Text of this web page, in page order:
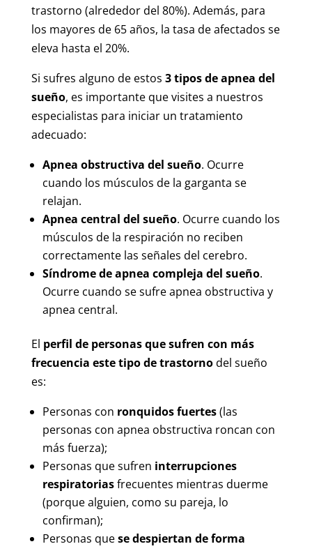
trastorno (alrededor del 80%). Además, para
los mayores de 65 años, la tasa de afectados se
eleva hasta el 20%.
Si sufres alguno de estos 3 tipos de apnea del
sueño, es importante que visites a nuestros
especialistas para iniciar un tratamiento
adecuado:
Apnea obstructiva del sueño. Ocurre
cuando los músculos de la garganta se
relajan.
Apnea central del sueño. Ocurre cuando los
músculos de la respiración no reciben
correctamente las señales del cerebro.
Síndrome de apnea compleja del sueño.
Ocurre cuando se sufre apnea obstructiva y
apnea central.
El perfil de personas que sufren con más
frecuencia este tipo de trastornodel sueño
es:
Personas con ronquidos fuertes(las
personas con apnea obstructiva roncan con
más fuerza);
Personas que sufren interrupciones
respiratoriasfrecuentes mientras duerme
(porque alguien, como su pareja, lo
confirman);
Personas quese despiertan de forma